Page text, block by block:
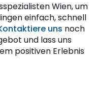
Wien, um
einfach, schnell
uns noch
und lass uns
positiven Erlebnis